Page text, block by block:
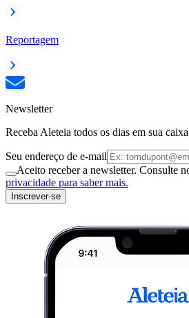
Reportagem
Newsletter
Receba Aleteia todos os dias em sua
Seu endereço de e-mail
Aceito receber a newsletter. Consulte
privacidade para saber mais.
Inscrever-se